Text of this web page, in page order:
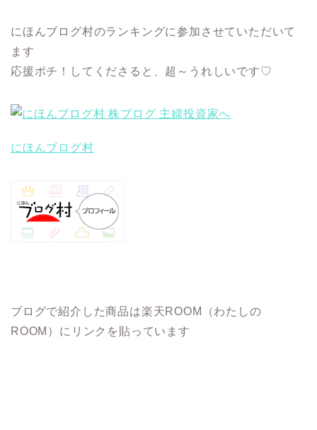
にほんブログ村のランキングに参加させていただいて
ます
応援ポチ！してくださると、超～うれしいです♡
にほんブログ村
ブログで紹介した商品は楽天ROOM（わたしの
ROOM）にリンクを貼っています